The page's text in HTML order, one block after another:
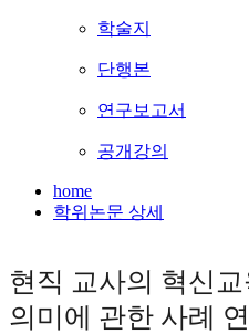
학술지
단행본
연구보고서
공개강의
home
학위논문 상세
현직 교사의 혁신
의미에 관한 사례